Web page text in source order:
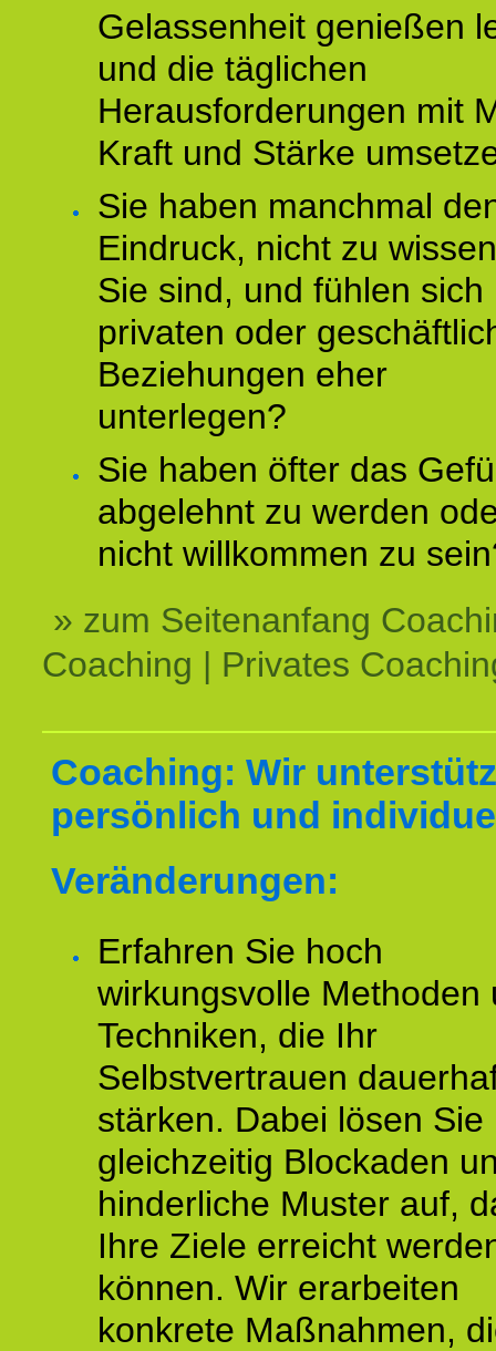
Gelassenheit genießen
und die täglichen
Herausforderungen mit
Kraft und Stärke
Sie haben manchmal
Eindruck, nicht zu
Sie sind, und fühlen sich
privaten oder
Beziehungen eher
unterlegen?
Sie haben öfter das
abgelehnt zu werden
nicht willkommen zu
» zum Seitenanfang
Coaching | Privates
Coaching: Wir
persönlich und
Veränderungen:
Erfahren Sie hoch
wirkungsvolle Methoden
Techniken, die Ihr
Selbstvertrauen
stärken. Dabei lösen Sie
gleichzeitig Blockaden
hinderliche Muster auf,
Ihre Ziele erreicht
können. Wir erarbeiten
konkrete Maßnahmen,